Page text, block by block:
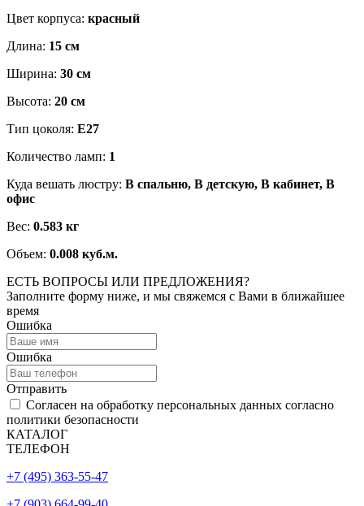
Цвет корпуса: красный
Длина: 15 см
Ширина: 30 см
Высота: 20 см
Тип цоколя: Е27
Количество ламп: 1
Куда вешать люстру: В спальню, В детскую, В кабинет, В
офис
Вес: 0.583 кг
Объем: 0.008 куб.м.
ЕСТЬ ВОПРОСЫ ИЛИ ПРЕДЛОЖЕНИЯ?
Заполните форму ниже, и мы свяжемся с Вами в ближайшее
время
Ошибка
Ошибка
Отправить
Согласен на обработку персональных данных согласно
политики безопасности
КАТАЛОГ
ТЕЛЕФОН
+7 (495) 363-55-47